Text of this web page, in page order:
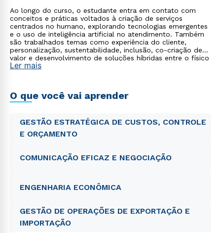
Ao longo do curso, o estudante entra em contato com
conceitos e práticas voltados à criação de serviços
centrados no humano, explorando tecnologias emergentes
e o uso de inteligência artificial no atendimento. Também
são trabalhados temas como experiência do cliente,
personalização, sustentabilidade, inclusão, co-criação de
valor e desenvolvimento de soluções híbridas entre o físico
e o digital.
Ler mais
O que você vai aprender
GESTÃO ESTRATÉGICA DE CUSTOS, CONTROLE
E ORÇAMENTO
COMUNICAÇÃO EFICAZ E NEGOCIAÇÃO
ENGENHARIA ECONÔMICA
GESTÃO DE OPERAÇÕES DE EXPORTAÇÃO E
IMPORTAÇÃO